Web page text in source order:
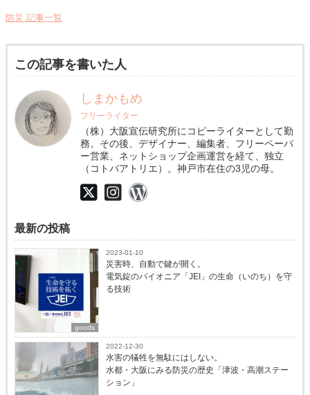
防災 記事一覧
この記事を書いた人
しまかもめ
フリーライター
（株）大阪宣伝研究所にコピーライターとして勤
務。その後、デザイナー、編集者、フリーペーパ
ー営業、ネットショップ企画運営を経て、独立
（コトバアトリエ）。神戸市在住の3児の母。
最新の投稿
goods
2023-01-10
災害時、自動で鍵が開く。
電気錠のパイオニア「JEI」の生命（いのち）を守
る技術
2022-12-30
水害の犠牲を無駄にはしない。
水都・大阪にみる防災の歴史「津波・高潮ステー
ション」